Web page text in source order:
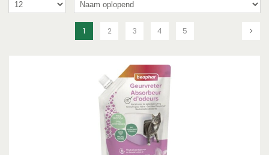
1 2 3 4 5